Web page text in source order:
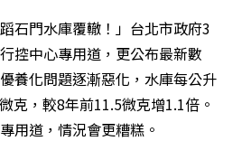
石門水庫覆轍！」台北市政府3
控中心專用道，更公布最新數
養化問題逐漸惡化，水庫每公升
克，較8年前11.5微克增1.1倍。
用道，情況會更糟糕。